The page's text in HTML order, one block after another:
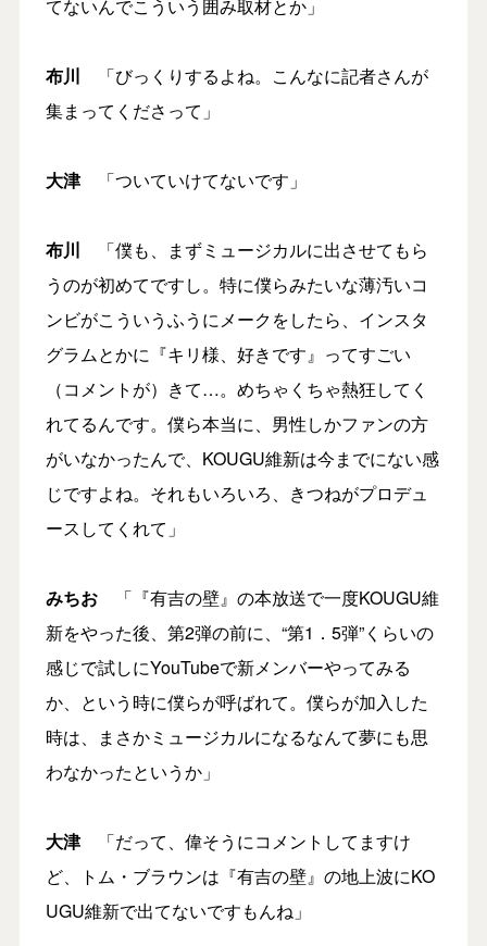
てないんでこういう囲み取材とか」
布川 「びっくりするよね。こんなに記者さんが
集まってくださって」
大津「ついていけてないです」
布川 「僕も、まずミュージカルに出させてもら
うのが初めてですし。特に僕らみたいな薄汚いコ
ンビがこういうふうにメークをしたら、インスタ
グラムとかに『キリ様、好きです』ってすごい
（コメントが）きて…。めちゃくちゃ熱狂してく
れてるんです。僕ら本当に、男性しかファンの方
がいなかったんで、KOUGU維新は今までにない感
じですよね。それもいろいろ、きつねがプロデュ
ースしてくれて」
みちお「『有吉の壁』の本放送で一度KOUGU維
新をやった後、第2弾の前に、“第1．5弾”くらいの
感じで試しにYouTubeで新メンバーやってみる
か、という時に僕らが呼ばれて。僕らが加入した
時は、まさかミュージカルになるなんて夢にも思
わなかったというか」
大津「だって、偉そうにコメントしてますけ
ど、トム・ブラウンは『有吉の壁』の地上波にKO
UGU維新で出てないですもんね」